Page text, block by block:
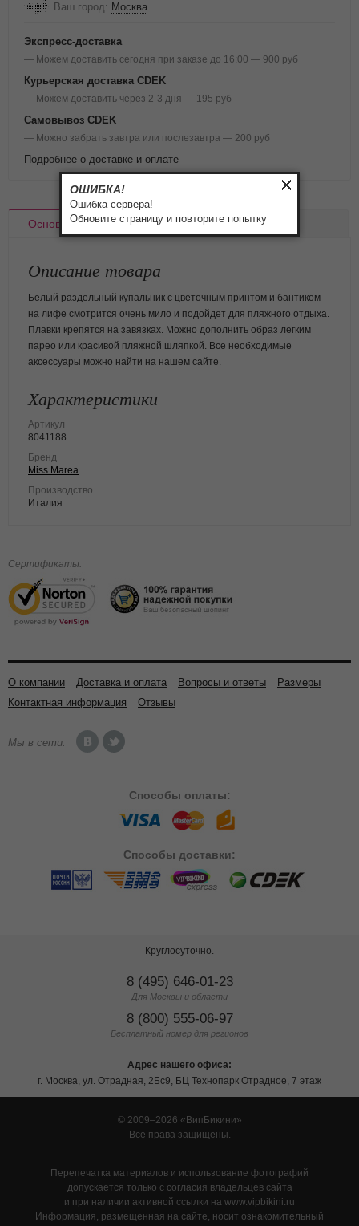
Ваш город: Москва
Экспресс-доставка
— Можем доставить сегодня при заказе до 16:00 — 900 руб
Курьерская доставка CDEK
— Можем доставить через 2-3 дня — 195 руб
Самовывоз CDEK
— Можно забрать завтра или послезавтра — 200 руб
Подробнее о доставке и оплате
Основное Доставка Оплата
Описание товара
Белый раздельный купальник с цветочным принтом и бантиком
на лифе смотрится очень мило и подойдет для пляжного отдыха.
Плавки крепятся на завязках. Можно дополнить образ легким
парео или красивой пляжной шляпкой. Все необходимые
аксессуары можно найти на нашем сайте.
Характеристики
Артикул
8041188
Бренд
Miss Marea
Производство
Италия
Сертификаты:
О компании Доставка и оплата Вопросы и ответы
Размеры
Контактная информация
Отзывы
Мы в сети:
Способы оплаты:
Способы доставки:
Круглосуточно.
8 (495) 646-01-23
Для Москвы и области
8 (800) 555-06-97
Бесплатный номер для регионов
Адрес нашего офиса:
г. Москва, ул. Отрадная, 2Бс9, БЦ Технопарк Отрадное, 7 этаж
© 2009–2026
ВипБикини
Все права защищены.
Перепечатка материалов и использование фотографий
допускается только с согласия владельцев сайта
и при наличии активной ссылки на www.vipbikini.ru
Информация, размещенная на сайте, носит ознакомительный
ОШИБКА!
Ошибка сервера!
Обновите страницу и повторите попытку